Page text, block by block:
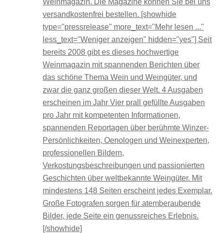
Weinmagazin. Die Magazine können Sie bei uns
versandkostenfrei bestellen. [showhide
type="pressrelease" more_text="Mehr lesen ..."
less_text="Weniger anzeigen" hidden="yes"] Seit
bereits 2008 gibt es dieses hochwertige
Weinmagazin mit spannenden Berichten über
das schöne Thema Wein und Weingüter, und
zwar die ganz großen dieser Welt. 4 Ausgaben
erscheinen im Jahr Vier prall gefüllte Ausgaben
pro Jahr mit kompetenten Informationen,
spannenden Reportagen über berühmte Winzer-
Persönlichkeiten, Oenologen und Weinexperten,
professionellen Bildern,
Verkostungsbeschreibungen und passionierten
Geschichten über weltbekannte Weingüter. Mit
mindestens 148 Seiten erscheint jedes Exemplar.
Große Fotografen sorgen für atemberaubende
Bilder, jede Seite ein genussreiches Erlebnis.
[/showhide]